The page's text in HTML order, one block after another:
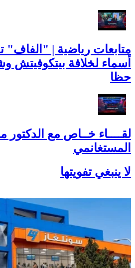
متابعات رياضية | "الفاف"
أسماء لخلافة بيتكوفيتش
حظا
لقــــاء خــاص مع
المستغانمي
لا ينبغي تفويتها